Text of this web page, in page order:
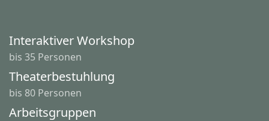
Interaktiver Workshop
bis 35 Personen
Theaterbestuhlung
bis 80 Personen
Arbeitsgruppen